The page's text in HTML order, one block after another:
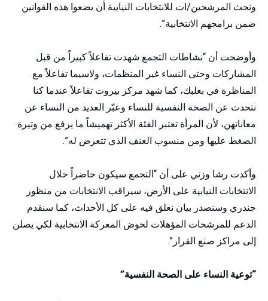
ونحث المرشحين/ات للانتخابات النيابية أن يضعوا هذه القوانين
ضمن برامجهم الانتخابية”.
وأوضحت أن “نشاطات التجمع شهدت تفاعلاً كبيراً من قبل
المشاركات وحتى النساء غير المنظمات، ولاسيما تفاعلاً مع
المناظرة في بعلبك، كما شهد مركز بيروت تفاعلاً عندما كنا
نتحدث عن الصحة النفسية للنساء وعبّر العديد من النساء عن
معاناتهن، لأن المرأة تعتبر الفئة الأكثر تهميشاً ما يرفع من وتيرة
الضغط عليها ومن منسوب العنف الذي تتعرض له”.
وأكدت رشا وزني على أن “التجمع سيكون حاضراً خلال
الانتخابات النيابية على الأرض، سيراقب الانتخابات من منظور
جندري وسنصدر بيان نعلق فيه على كل الأحداث، كما سنقدم
الدعم للمرشحات المؤهلات لخوض المعركة الانتخابية لكي يصلن
إلى مراكز صنع القرار”.
“توعية النساء على الصحة النفسية”